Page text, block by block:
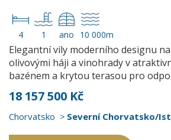
4 1 ano 10 000m
Elegantní vily moderního designu
olivovými háji a vinohrady v
bazénem a krytou terasou pro
18 157 500 Kč
Chorvatsko Severní Chorvatsko/